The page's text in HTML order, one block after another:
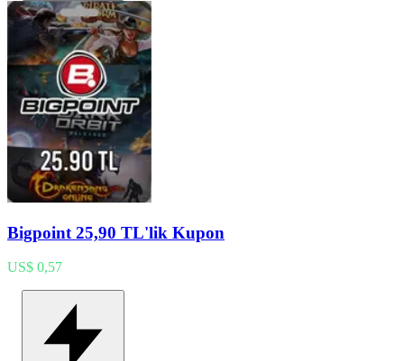
Bigpoint 25,90 TL'lik Kupon
US$ 0,57